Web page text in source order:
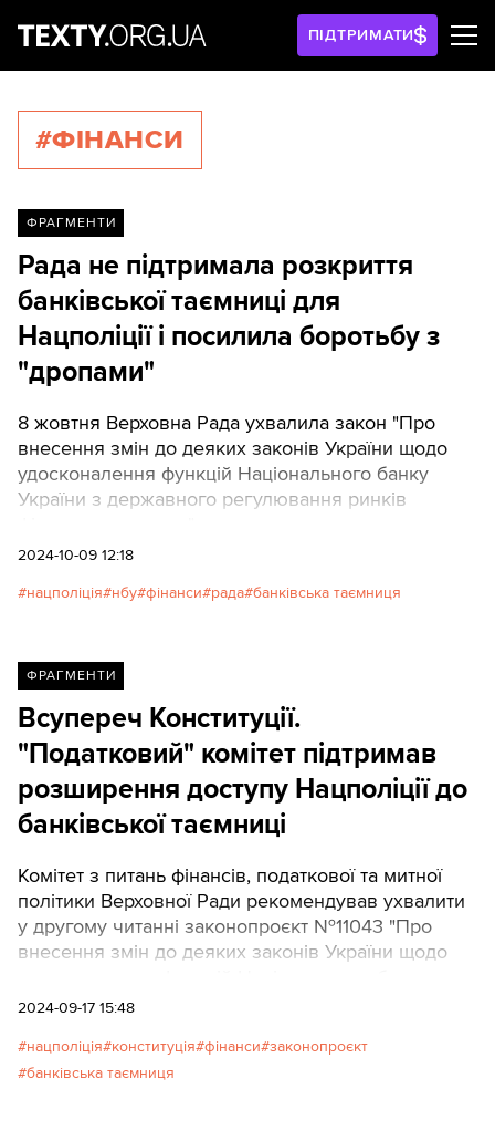
ПІДТРИМАТИ
#ФІНАНСИ
ФРАГМЕНТИ
Рада не підтримала розкриття
банківської таємниці для
Нацполіції і посилила боротьбу з
"дропами"
8 жовтня Верховна Рада ухвалила закон "Про
внесення змін до деяких законів України щодо
удосконалення функцій Національного банку
України з державного регулювання ринків
2024-10-09 12:18
нацполіція нбу фінанси рада банківська таємниця
ФРАГМЕНТИ
Всупереч Конституції.
"Податковий" комітет підтримав
розширення доступу Нацполіції до
банківської таємниці
Комітет з питань фінансів, податкової та митної
політики Верховної Ради рекомендував ухвалити
у другому читанні законопроєкт №11043 "Про
внесення змін до деяких законів України щодо
України з державного регулювання ринків
2024-09-17 15:48
нацполіція конституція фінанси законопроєкт
банківська таємниця